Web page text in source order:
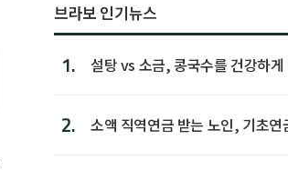
브라보 인기뉴스
1. 설탕 vs 소금, 콩국수를 건강하게
2.
소액 직역연금 받는 노인, 기초연